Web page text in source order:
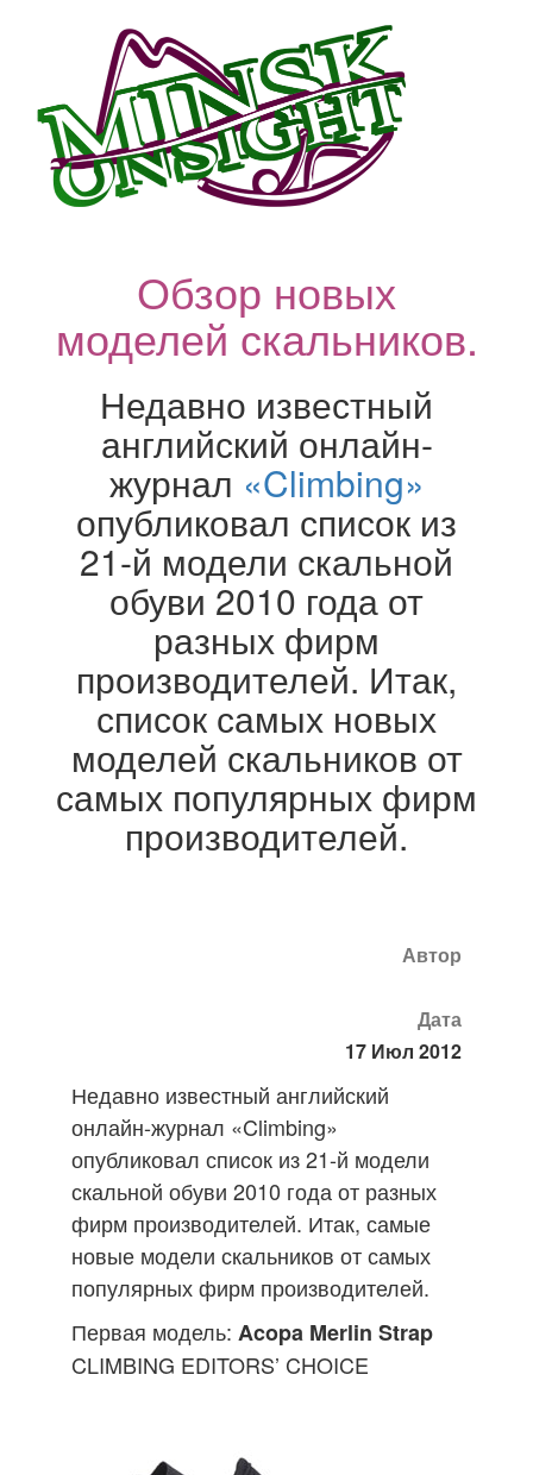
Обзор новых
моделей скальников.
Недавно известный
английский онлайн-
журнал «Climbing»
опубликовал список из
21-й модели скальной
обуви 2010 года от
разных фирм
производителей. Итак,
список самых новых
моделей скальников от
самых популярных фирм
производителей.
Автор
Дата
17 Июл 2012
Недавно известный английский
онлайн-журнал «Climbing»
опубликовал список из 21-й модели
скальной обуви 2010 года от разных
фирм производителей. Итак, самые
новые модели скальников от самых
популярных фирм производителей.
Первая модель: Acopa Merlin Strap
CLIMBING EDITORS’ CHOICE